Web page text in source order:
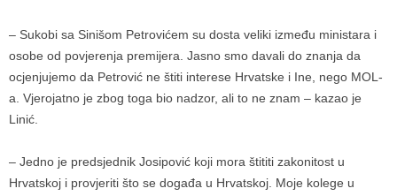
– Sukobi sa Sinišom Petrovićem su dosta veliki između ministara i
osobe od povjerenja premijera. Jasno smo davali do znanja da
ocjenjujemo da Petrović ne štiti interese Hrvatske i Ine, nego MOL-
a. Vjerojatno je zbog toga bio nadzor, ali to ne znam – kazao je
Linić.
– Jedno je predsjednik Josipović koji mora štititi zakonitost u
Hrvatskoj i provjeriti što se događa u Hrvatskoj. Moje kolege u